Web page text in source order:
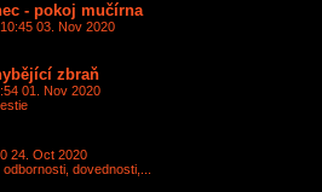
- pokoj mučírna
10:45 03. Nov 2020
zbraň
01. Nov 2020
24. Oct 2020
dovednosti,...